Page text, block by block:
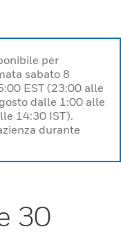
per
sabato 8
EST (23:00 alle
dalle 1:00 alle
14:30 IST).
durante
30